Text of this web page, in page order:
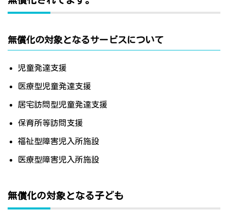
無償化の対象となるサービスについて
児童発達支援
医療型児童発達支援
居宅訪問型児童発達支援
保育所等訪問支援
福祉型障害児入所施設
医療型障害児入所施設
無償化の対象となる子ども